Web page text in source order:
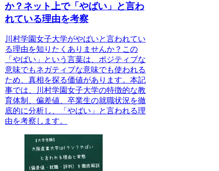
か？ネット上で「やばい」と言わ
れている理由を考察
川村学園女子大学がやばいと言われてい
る理由を知りたくありませんか？この
「やばい」という言葉は、ポジティブな
意味でもネガティブな意味でも使われる
ため、真相を探る価値があります。本記
事では、川村学園女子大学の特徴的な教
育体制、偏差値、卒業生の就職状況を徹
底的に分析し、「やばい」と言われる理
由を考察します。